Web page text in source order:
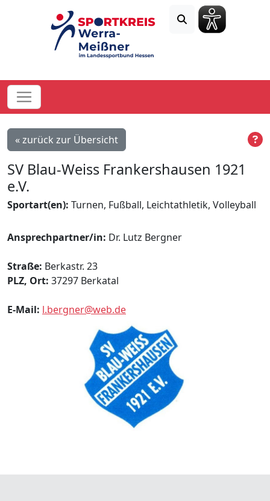
« zurück zur Übersicht
SV Blau-Weiss Frankershausen 1921
e.V.
Sportart(en): Turnen, Fußball, Leichtathletik, Volleyball
Ansprechpartner/in: Dr. Lutz Bergner
Straße: Berkastr. 23
PLZ, Ort: 37297 Berkatal
E-Mail: l.bergner@web.de